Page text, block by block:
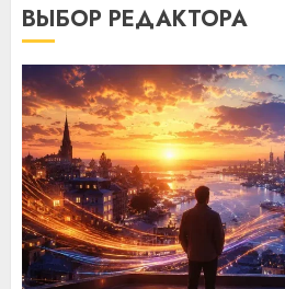
ВЫБОР РЕДАКТОРА